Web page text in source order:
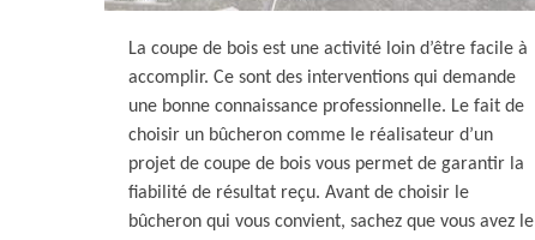
La coupe de bois est une activité loin d’être facile à
accomplir. Ce sont des interventions qui demande
une bonne connaissance professionnelle. Le fait de
choisir un bûcheron comme le réalisateur d’un
projet de coupe de bois vous permet de garantir la
fiabilité de résultat reçu. Avant de choisir le
bûcheron qui vous convient, sachez que vous avez le